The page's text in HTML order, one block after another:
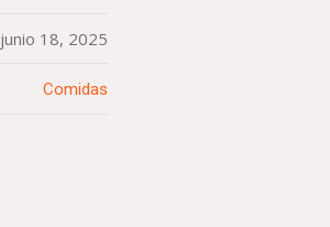
junio 18, 2025
Comidas